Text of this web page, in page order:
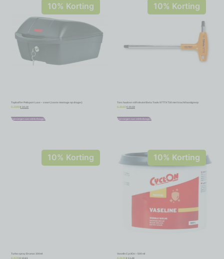
10% Korting
Topkoffer Polisport Luxe – zwart (vaste montage op drager)
€ 37,99 € 34,19
Toevoegen aan winkelwagen
10% Korting
Torx haakse stiftsleutel Beta Tools 97TTX T30 met krachthandgreep
€ 22,87 € 20,58
Toevoegen aan winkelwagen
10% Korting
Turbo spray Brunox 300ml
€11,79 € 10,61
10% Korting
Vaselin CyclOn – 500 ml
€ 12,75 € 11,48